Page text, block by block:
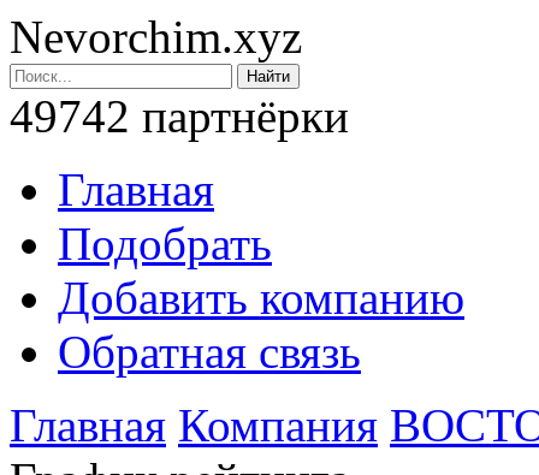
Nevorchim.xyz
49742 партнёрки
Главная
Подобрать
Добавить компанию
Обратная связь
Главная Компания